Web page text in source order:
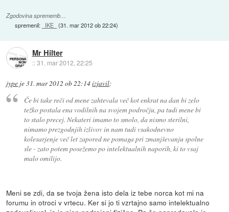
Zgodovina sprememb…
spremenil: _IKE_ (31. mar 2012 ob 22:24)
Mr Hilter
::31. mar 2012, 22:25
jype je31. mar 2012 ob 22:14izjavil:
Če bi take reči od mene zahtevala več kot enkrat na dan bi zelo
težko postala ena vodilnih na svojem področju, pa tudi mene bi
to stalo precej. Nekateri imamo to smolo, da nismo sterilni,
nimamo prezgodnjih izlivov in nam tudi vsakodnevno
kolesarjenje več let zapored ne pomaga pri zmanjševanju spolne
sle - zato potem posežemo po intelektualnih naporih, ki to vsaj
malo omilijo.
Meni se zdi, da se tvoja žena isto dela iz tebe norca kot mi na
forumu in otroci v vrtecu. Ker si jo ti vzrtajno samo intelektualno